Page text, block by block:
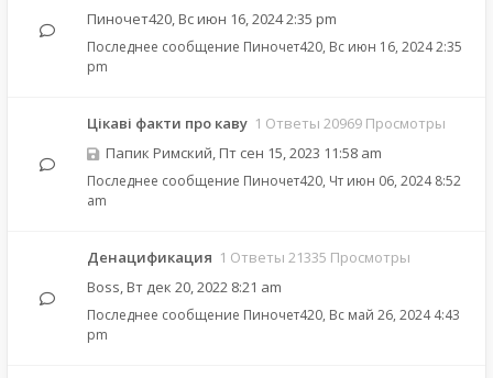
Пиночет420, Вс июн 16, 2024 2:35 pm
Последнее сообщение Пиночет420, Вс июн 16, 2024 2:35
pm
Цікаві факти про каву 1 Ответы 20969 Просмотры
Папик Римский, Пт сен 15, 2023 11:58 am
Последнее сообщение Пиночет420, Чт июн 06, 2024 8:52
am
Денацификация 1 Ответы 21335 Просмотры
Boss, Вт дек 20, 2022 8:21 am
Последнее сообщение Пиночет420, Вс май 26, 2024 4:43
pm